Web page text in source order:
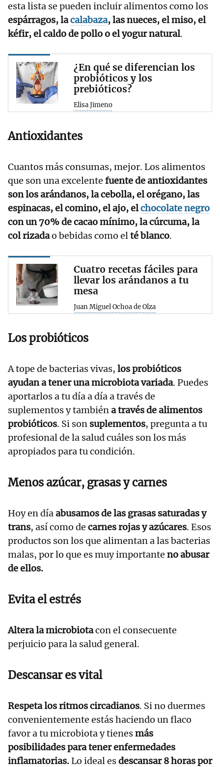
esta lista se pueden incluir alimentos como los
espárragos, lacalabaza, las nueces, el miso, el
kéfir, el caldo de pollo o el yogur natural.
¿En qué se diferencian los
probióticos y los
prebióticos?
Elisa Jimeno
Antioxidantes
Cuantos más consumas, mejor. Los alimentos
que son una excelente fuente de antioxidantes
son los arándanos, la cebolla, el orégano, las
espinacas, el comino, el ajo, elchocolate negro
con un 70% de cacao mínimo, la cúrcuma, la
col rizadao bebidas como elté blanco.
Cuatro recetas fáciles para
llevar los arándanos a tu
mesa
Juan Miguel Ochoa de Olza
Los probióticos
A tope de bacterias vivas, los probióticos
ayudan a tener una microbiota variada. Puedes
aportarlos a tu día a día a través de
suplementos y tambiéna través de alimentos
probióticos. Si son suplementos, pregunta a tu
profesional de la salud cuáles son los más
apropiados para tu condición.
Menos azúcar, grasas y carnes
Hoy en díaabusamos de las grasas saturadas y
trans, así como de carnes rojas y azúcares. Esos
productos son los que alimentan a las bacterias
malas, por lo que es muy importante no abusar
de ellos.
Evita el estrés
Altera la microbiotacon el consecuente
perjuicio para la salud general.
Descansar es vital
Respeta los ritmos circadianos. Si no duermes
convenientemente estás haciendo un flaco
favor a tu microbiota y tienesmás
posibilidades para tener enfermedades
inflamatorias.Lo ideal esdescansar 8 horas por